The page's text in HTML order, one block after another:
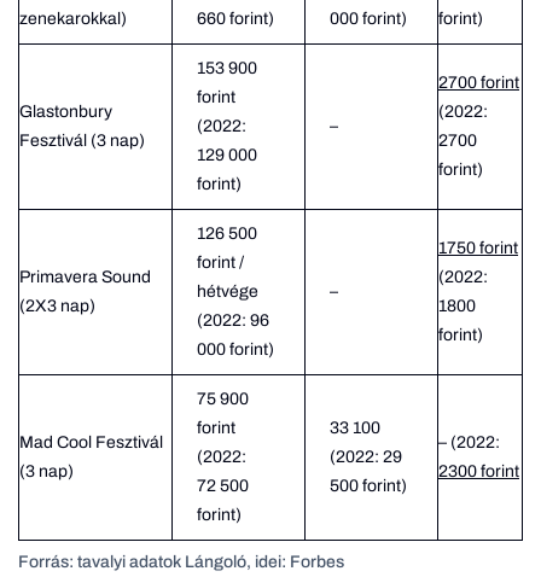
zenekarokkal)
660 forint)
000 forint)
forint)
Glastonbury
Fesztivál (3 nap)
153 900
forint
(2022:
129 000
forint)
–
2700 forint
(2022:
2700
forint)
Primavera Sound
(2X3 nap)
126 500
forint /
hétvége
(2022: 96
000 forint)
–
1750 forint
(2022:
1800
forint)
Mad Cool Fesztivál
(3 nap)
75 900
forint
(2022:
72 500
forint)
33 100
(2022: 29
500 forint)
– (2022:
2300 forint
Forrás: tavalyi adatok Lángoló, idei: Forbes